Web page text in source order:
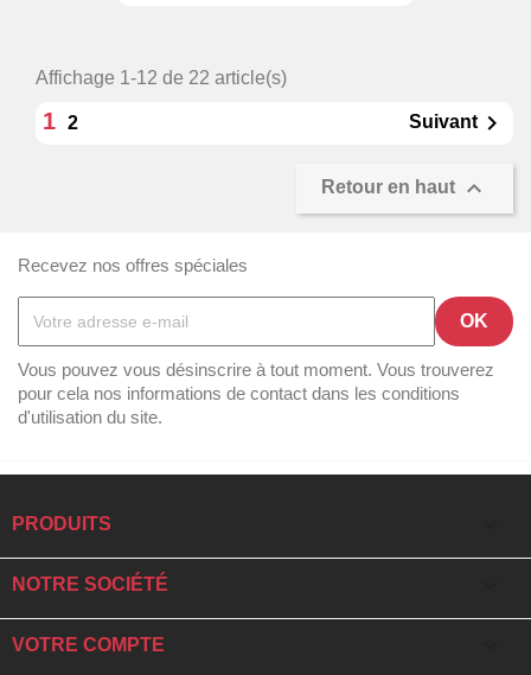
Affichage 1-12 de 22 article(s)
1 2 Suivant
Retour en haut 
Recevez nos offres spéciales
Vous pouvez vous désinscrire à tout moment. Vous trouverez
pour cela nos informations de contact dans les conditions
d'utilisation du site.
PRODUITS
NOTRE SOCIÉTÉ
VOTRE COMPTE